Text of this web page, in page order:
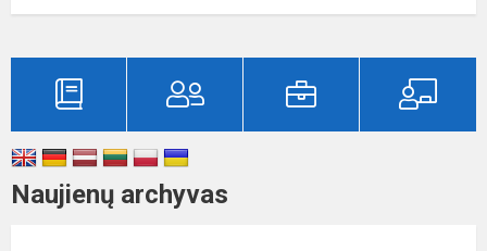
Naujienų archyvas